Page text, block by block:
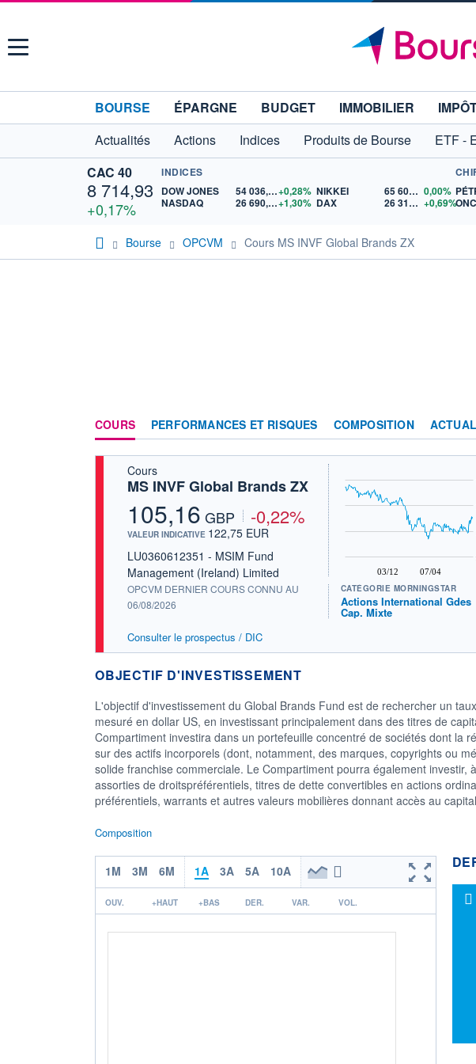
Menu
BOURSE ÉPARGNE BUDGET IMMOBILIER
Actualités
Actions Indices Produits de Bourse ETF -
CAC 40
8 714,93
+0,17%
INDICES
DOW JONES
54 036,93+0,28%
NASDAQ
26 690,62+1,30%
NIKKEI 65 606,71 0,00%
DAX
26 319,45 +0,69%
Bourse OPCVM Cours MS INVF Global Brands ZX
COURS PERFORMANCES ET RISQUES COMPOSITION
Cours
MS INVF Global Brands ZX
105,16 GBP -0,22%
VALEUR INDICATIVE 122,75 EUR
LU0360612351 - MSIM Fund
Management (Ireland) Limited
OPCVM DERNIER COURS CONNU AU
06/08/2026
Consulter le prospectus / DIC
03/12 07/04
CATÉGORIE MORNINGSTAR
Actions International Gdes
Cap. Mixte
OBJECTIF D'INVESTISSEMENT
L'objectif d'investissement du Global Brands Fund est de rechercher un
mesuré en dollar US, en investissant principalement dans des titres de
Compartiment investira dans un portefeuille concentré de sociétés dont la
sur des actifs incorporels (dont, notamment, des marques, copyrights ou
solide franchise commerciale. Le Compartiment pourra également investir,
assorties de droitspréférentiels, titres de dette convertibles en actions
préférentiels, warrants et autres valeurs mobilières donnant accès au
Composition
1M 3M 6M 1A 3A 5A 10A
OUV. +HAUT +BAS DER. VAR. VOL.